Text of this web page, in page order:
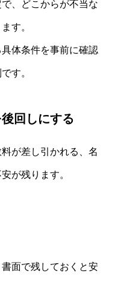
、どこからが不当な
す。
体条件を事前に確認
す。
回しにする
が差し引かれる、名
が残ります。
面で残しておくと安